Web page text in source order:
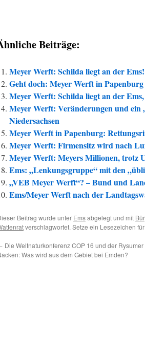
Beiträge:
Meyer Werft: Schilda liegt an der Ems!
Geht doch: Meyer Werft in
Meyer Werft: Schilda liegt an der
Meyer Werft: Veränderungen und
Niedersachsen
Meyer Werft in Papenburg:
Meyer Werft: Firmensitz wird nach
Meyer Werft: Meyers Millionen, trotz
Ems: „Lenkungsgruppe“ mit den
„VEB Meyer Werft“? – Bund und
Ems/Meyer Werft nach der
Beitrag wurde unter Emsabgelegt und mit
verschlagwortet. Setze ein Lesezeichen
Die Weltnaturkonferenz COP 16 und der Rysumer
Was wird aus dem Gebiet bei Emden?